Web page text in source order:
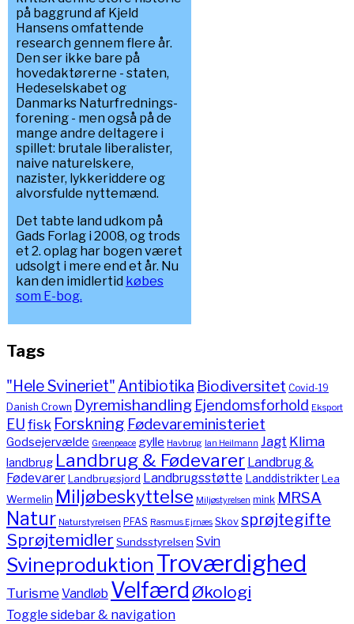
på baggrund af Kjeld
Hansens omfattende
research gennem flere år.
Den ser ikke bare på
hovedaktørerne - staten,
Hedeselskabet og
Danmarks Naturfrednings-
forening - men også på de
mange andre deltagere i
spillet: brutale liberalister,
naive naturelskere,
nazister, lykkeriddere og
alvorsfulde nyttemænd.
Det tabte land udkom på
Gads Forlag i 2008, og trods
et 2. oplag har bogen været
udsolgt i mere end et år. Nu
kan den imidlertid købes
som E-bog.
Tags
"Hele Svineriet" Antibiotika Biodiversitet Covid-19
Danish Crown Dyremishandling Ejendomsforhold Eksport
EUfisk Forskning Fødevareministeriet
Godsejervælde Greenpeace gylle Havbrug Ian Heilmann Jagt Klima
landbrug Landbrug & Fødevarer Landbrug &
FødevarerLandbrugsjord Landbrugsstøtte LanddistrikterLea
Wermelin Miljøbeskyttelse Miljøstyrelsen mink MRSA
Natur Naturstyrelsen PFAS Rasmus Ejrnæs Skov sprøjtegifte
Sprøjtemidler Sundsstyrelsen Svin
Svineproduktion Troværdighed
TurismeVandløb Velfærd Økologi
Toggle sidebar & navigation